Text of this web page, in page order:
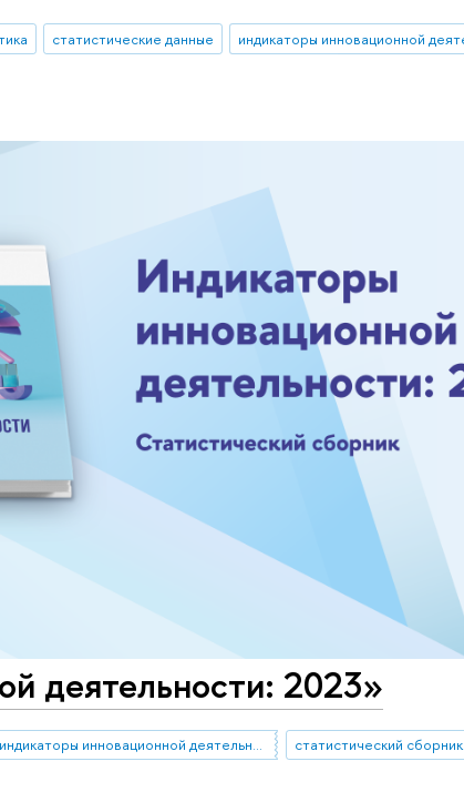
статистические данные
деятельности: 2023»
индикаторы инновационной деятельности статистический сборник